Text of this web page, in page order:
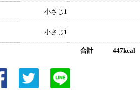
小さじ1
小さじ1
合計 447kcal